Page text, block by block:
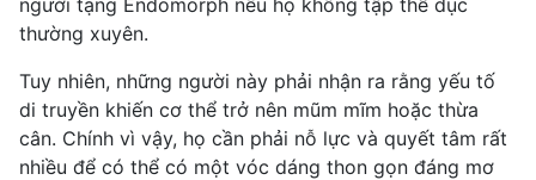
thường xuyên.
Tuy nhiên, những người này phải nhận ra rằng yếu tố
di truyền khiến cơ thể trở nên mũm mĩm hoặc thừa
cân. Chính vì vậy, họ cần phải nỗ lực và quyết tâm rất
nhiều để có thể có một vóc dáng thon gọn đáng mơ